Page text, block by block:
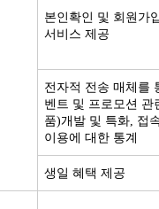
본인확인 및 회원가
서비스 제공
전자적 전송 매체를
벤트 및 프로모션 관
품)개발 및 특화, 접
이용에 대한 통계
생일 혜택 제공